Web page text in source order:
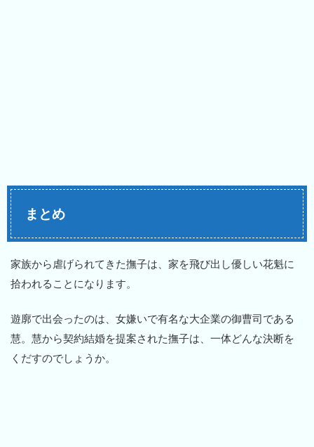
まとめ
家族から虐げられてきた撫子は、家を飛び出し優しい花魁に
拾われることになります。
遊廓で出会ったのは、女嫌いで有名な大企業の御曹司である
慧。慧から契約結婚を提案された撫子は、一体どんな決断を
くだすのでしょうか。